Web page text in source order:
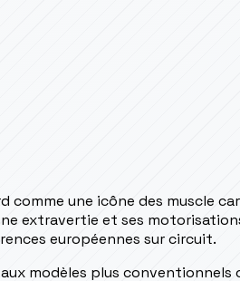
comme une icône des muscle
extravertie et ses
européennes sur circuit.
modèles plus conventionnels